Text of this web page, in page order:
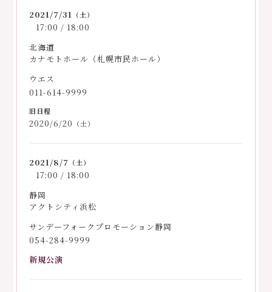
2021/7/31 （土）
17:00 / 18:00
北海道
カナモトホール（札幌市民ホール）
ウエス
011-614-9999
2020/6/20 （土）
2021/8/7 （土）
17:00 / 18:00
静岡
アクトシティ浜松
サンデーフォークプロモーション静岡
054-284-9999
新規公演